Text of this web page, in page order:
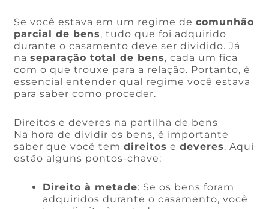
Se você estava em um regime decomunhão
parcial de bens, tudo que foi adquirido
durante o casamento deve ser dividido. Já
naseparação total de bens, cada um fica
com o que trouxe para a relação. Portanto, é
essencial entender qual regime você estava
para saber como proceder.
Direitos e deveres na partilha de bens
Na hora de dividir os bens, é importante
saber que você temdireitos edeveres. Aqui
estão alguns pontos-chave:
Direito à metade: Se os bens foram
adquiridos durante o casamento, você